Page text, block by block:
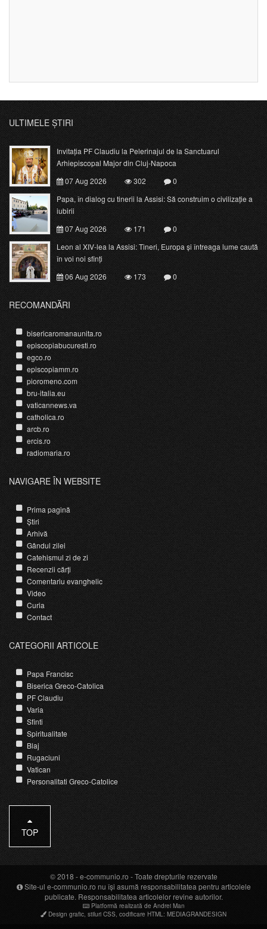
ULTIMELE ȘTIRI
Invitația PF Claudiu la Pelerinajul de la Sanctuarul
Arhiepiscopal Major din Cluj-Napoca
07 Aug 2026
302
0
Papa, în dialog cu tinerii la Assisi: Să construim o civilizație a
iubirii
07 Aug 2026
171
0
Leon al XIV-lea la Assisi: Tineri, Europa și întreaga lume caută
în voi noi sfinți
06 Aug 2026
173 0
RECOMANDĂRI
bisericaromanaunita.ro
episcopiabucuresti.ro
egco.ro
episcopiamm.ro
pioromeno.com
bru-italia.eu
vaticannews.va
catholica.ro
arcb.ro
ercis.ro
radiomaria.ro
NAVIGARE ÎN WEBSITE
Prima pagină
Știri
Arhivă
Gândul zilei
Catehismul zi de zi
Recenzii cărți
Comentariu evanghelic
Video
Curia
Contact
CATEGORII ARTICOLE
Papa Francisc
Biserica Greco-Catolica
PF Claudiu
Varia
Sfinti
Spiritualitate
Blaj
Rugaciuni
Vatican
Personalitati Greco-Catolice
TOP
© 2018 -e-communio.ro - Toate drepturile rezervate
Site-ul e-communio.ro nu își asumă responsabilitatea pentru articolele
publicate. Responsabilitatea articolelor revine autorilor.
Platformă realizată de Andrei Man
Design grafic stiluri CSS codificare HTML : MEDIAGRANDESIGN